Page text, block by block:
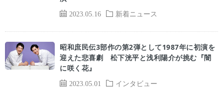
2023.05.16 新着ニュース
2023.05.01 インタビュー
昭和庶民伝3部作の第2弾として1987年に初演を
迎えた悲喜劇 松下洸平と浅利陽介が挑む『闇
に咲く花』